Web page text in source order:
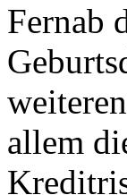
Fernab
allem